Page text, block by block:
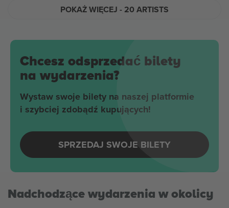
POKAŻ WIĘCEJ - 20 ARTISTS
Chcesz odsprzedać bilety
na wydarzenia?
Wystaw swoje bilety na naszej platformie
i szybciej zdobądź kupujących!
SPRZEDAJ SWOJE BILETY
Nadchodzące wydarzenia w okolicy